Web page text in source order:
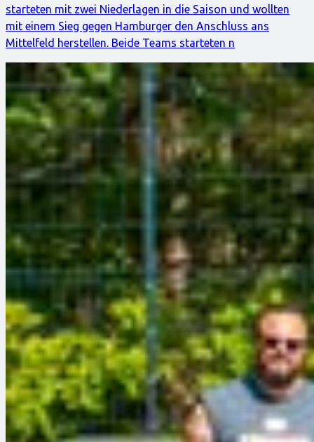
starteten mit zwei Niederlagen in die Saison und wollten
mit einem Sieg gegen Hamburger den Anschluss ans
Mittelfeld herstellen. Beide Teams starteten n